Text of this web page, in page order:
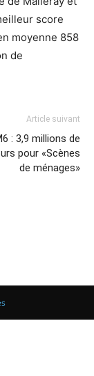
score
moyenne 858
de
Article suivant
: 3,9 millions de
pour «Scènes
de ménages»